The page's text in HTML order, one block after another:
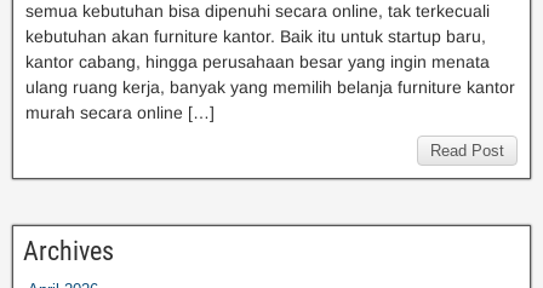
semua kebutuhan bisa dipenuhi secara online, tak terkecuali
kebutuhan akan furniture kantor. Baik itu untuk startup baru,
kantor cabang, hingga perusahaan besar yang ingin menata
ulang ruang kerja, banyak yang memilih belanja furniture kantor
murah secara online […]
Read Post
Archives